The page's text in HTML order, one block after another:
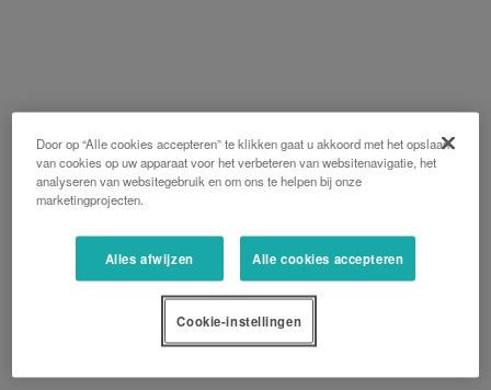
Door op “Alle cookies accepteren” te klikken gaat u akkoord met het opslaan
van cookies op uw apparaat voor het verbeteren van websitenavigatie, het
analyseren van websitegebruik en om ons te helpen bij onze
marketingprojecten.
Alles afwijzen Alle cookies accepteren
Cookie-instellingen